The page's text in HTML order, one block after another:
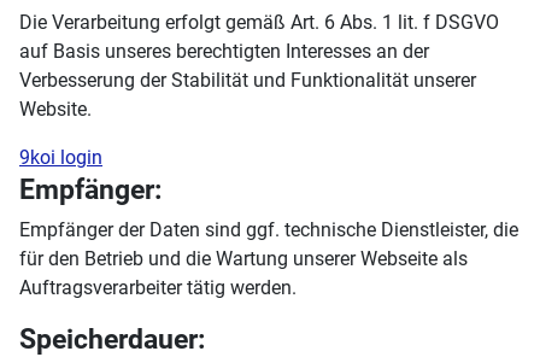
Die Verarbeitung erfolgt gemäß Art. 6 Abs. 1 lit. f DSGVO
auf Basis unseres berechtigten Interesses an der
Verbesserung der Stabilität und Funktionalität unserer
Website.
9koi login
Empfänger:
Empfänger der Daten sind ggf. technische Dienstleister, die
für den Betrieb und die Wartung unserer Webseite als
Auftragsverarbeiter tätig werden.
Speicherdauer: